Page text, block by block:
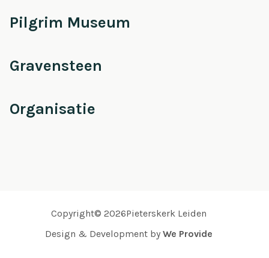
Pilgrim Museum
Gravensteen
Organisatie
Copyright© 2026Pieterskerk Leiden
Design & Development by We Provide